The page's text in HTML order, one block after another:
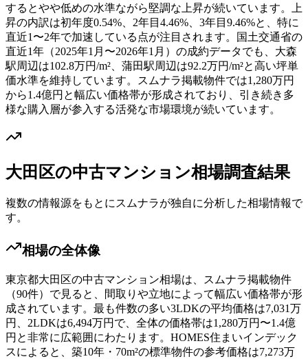
するとやや低めの水準ながら堅調な上昇が続いています。上
昇の内訳は初年度0.54%、2年目4.46%、3年目9.46%と、特に
直近1〜2年で加速している点が注目されます。国土交通省の
直近1年（2025年1月〜2026年1月）の成約データでも、大森
駅周辺は102.8万円/m²、蒲田駅周辺は92.2万円/m²と高い坪単
価水準を維持しています。スムナラ掲載物件では1,280万円
から1.4億円と幅広い価格帯が形成されており、引き続き多
様な購入層が参入する活発な市場環境が続いています。
大田区の中古マンション相場調査結果
複数の情報源をもとにスムナラが独自に分析した相場情報で
す。
相場の全体像
東京都大田区の中古マンション相場は、スムナラ掲載物件
（90件）で見ると、間取りや立地によって幅広い価格帯が形
成されています。最も件数の多い3LDKの平均価格は7,031万
円、2LDKは6,494万円で、全体の価格帯は1,280万円〜1.4億
円と非常に広範囲にわたります。HOMES住まいインデック
スによると、築10年・70m²の標準物件の参考価格は7,273万